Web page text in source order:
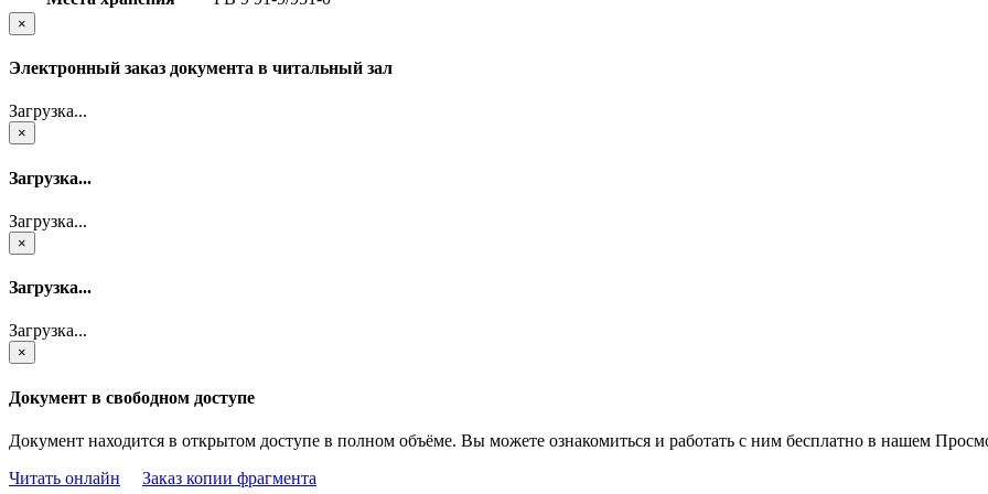
×
Электронный заказ документа в читальный зал
Загрузка...
×
Загрузка...
Загрузка...
×
Загрузка...
Загрузка...
×
Документ в свободном доступе
Документ находится в открытом доступе в полном объёме. Вы можете ознакомиться и работать с ним бесплатно в нашем
Читать онлайн
Заказ копии фрагмента